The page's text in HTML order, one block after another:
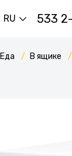
RU 533
В ящике